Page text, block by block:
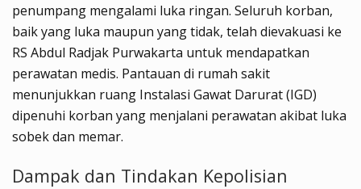
penumpang mengalami luka ringan. Seluruh korban,
baik yang luka maupun yang tidak, telah dievakuasi ke
RS Abdul Radjak Purwakarta untuk mendapatkan
perawatan medis. Pantauan di rumah sakit
menunjukkan ruang Instalasi Gawat Darurat (IGD)
dipenuhi korban yang menjalani perawatan akibat luka
sobek dan memar.
Dampak dan Tindakan Kepolisian